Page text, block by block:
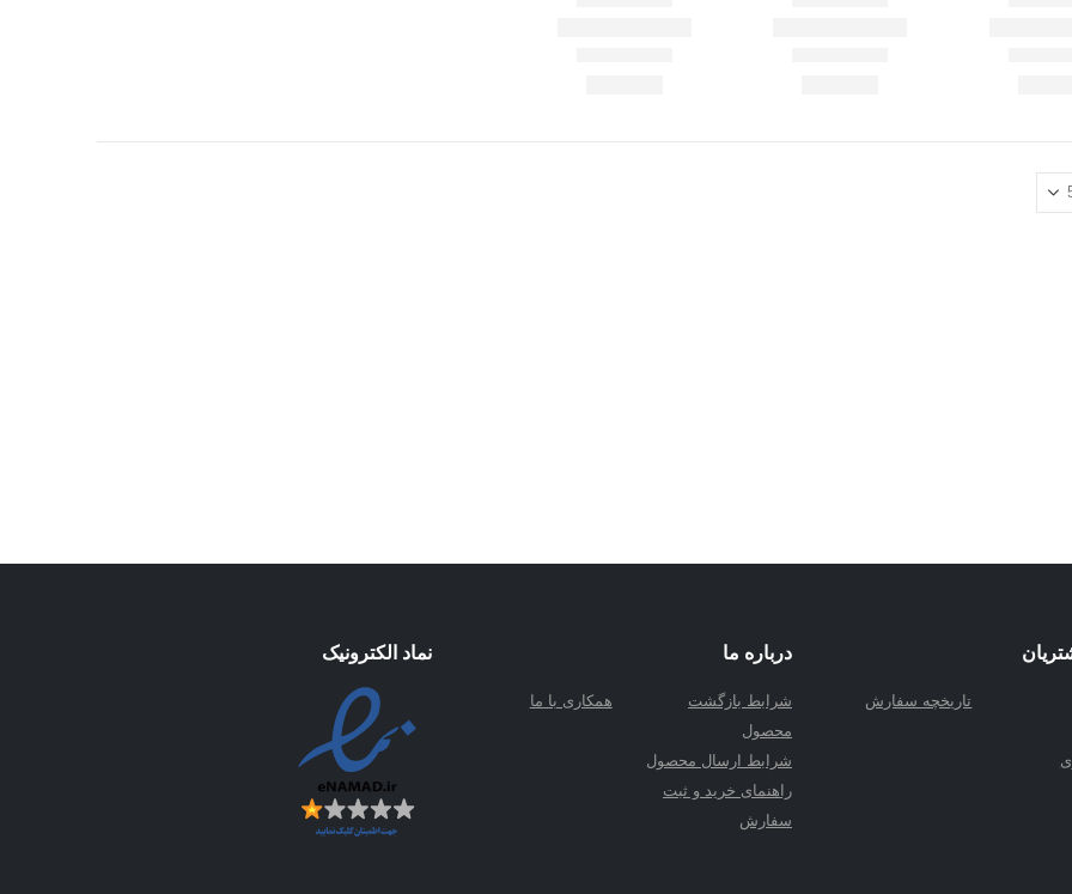
تاریخچه سفارش
درباره ما
شرابط بازگشت
محصول
شرابط ارسال محصول
راهنمای خرید و ثبت
سفارش
همکاری با ما
نماد الکترونیک